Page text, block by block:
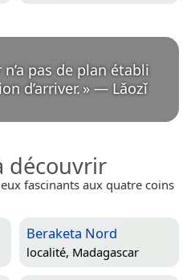
pas de plan établi
d’arriver. » — Lǎozǐ
découvrir
fascinants aux quatre coins
Beraketa Nord
localité, Madagascar